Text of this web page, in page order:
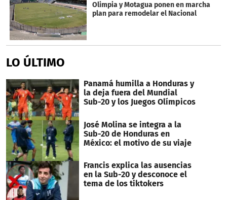
Olimpia y Motagua ponen en marcha
plan para remodelar el Nacional
LO ÚLTIMO
Panamá humilla a Honduras y
la deja fuera del Mundial
Sub-20 y los Juegos Olímpicos
José Molina se integra a la
Sub-20 de Honduras en
México: el motivo de su viaje
Francis explica las ausencias
en la Sub-20 y desconoce el
tema de los tiktokers